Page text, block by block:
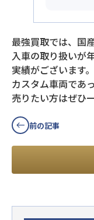
最強買取では、国
入車の取り扱いが
実績がございます。
カスタム車両であ
売りたい方はぜひ
前の記事